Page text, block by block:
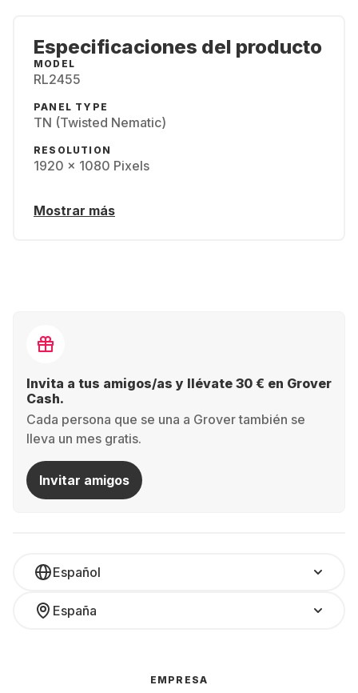
Especificaciones del producto
MODEL
RL2455
PANEL TYPE
TN (Twisted Nematic)
RESOLUTION
1920 x 1080 Pixels
Mostrar más
Invita a tus amigos/as y llévate 30 € en Grover
Cash.
Cada persona que se una a Grover también se
lleva un mes gratis.
Invitar amigos
Español
España
EMPRESA